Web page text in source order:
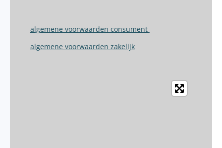
algemene voorwaarden consument
algemene voorwaarden zakelijk